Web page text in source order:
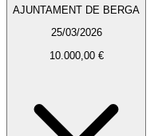
AJUNTAMENT DE BERGA
25/03/2026
10.000,00 €